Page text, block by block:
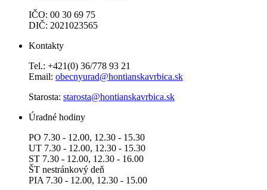
IČO: 00 30 69 75
DIČ: 2021023565
Kontakty
Tel.: +421(0) 36/778 93 21
Email: obecnyurad@hontianskavrbica.sk
Starosta: starosta@hontianskavrbica.sk
Úradné hodiny
PO 7.30 - 12.00, 12.30 - 15.30
UT 7.30 - 12.00, 12.30 - 15.30
ST 7.30 - 12.00, 12.30 - 16.00
ŠT nestránkový deň
PIA 7.30 - 12.00, 12.30 - 15.00